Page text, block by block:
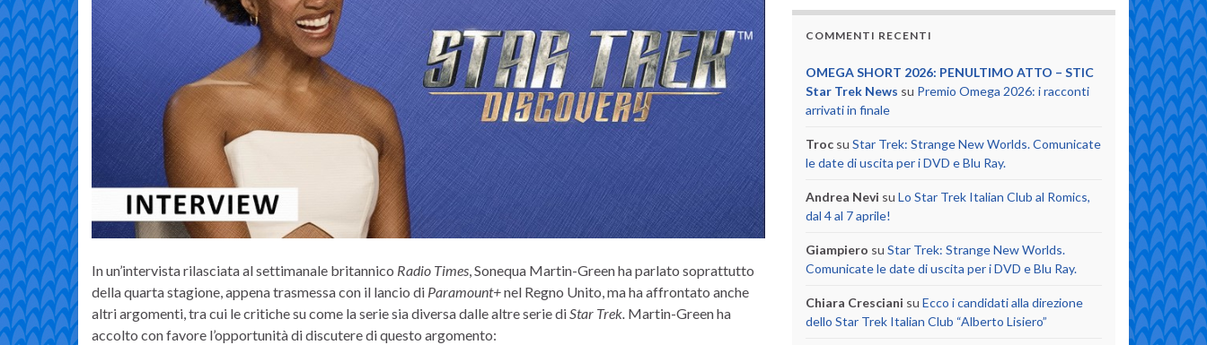
In un’intervista rilasciata al settimanale britannico Radio Times, Sonequa Martin-Green ha parlato soprattutto
della quarta stagione, appena trasmessa con il lancio di Paramount+nel Regno Unito, ma ha affrontato anche
altri argomenti, tra cui le critiche su come la serie sia diversa dalle altre serie diStar Trek. Martin-Green ha
accolto con favore l’opportunità di discutere di questo argomento:
COMMENTI RECENTI
OMEGA SHORT 2026: PENULTIMO ATTO – STIC
Star Trek News su Premio Omega 2026: i racconti
arrivati in finale
Troc su Star Trek: Strange New Worlds. Comunicate
le date di uscita per i DVD e Blu Ray.
Andrea Nevi su Lo Star Trek Italian Club al Romics,
dal 4 al 7 aprile!
Giampiero su Star Trek: Strange New Worlds.
Comunicate le date di uscita per i DVD e Blu Ray.
Chiara Cresciani su Ecco i candidati alla direzione
dello Star Trek Italian Club “Alberto Lisiero”